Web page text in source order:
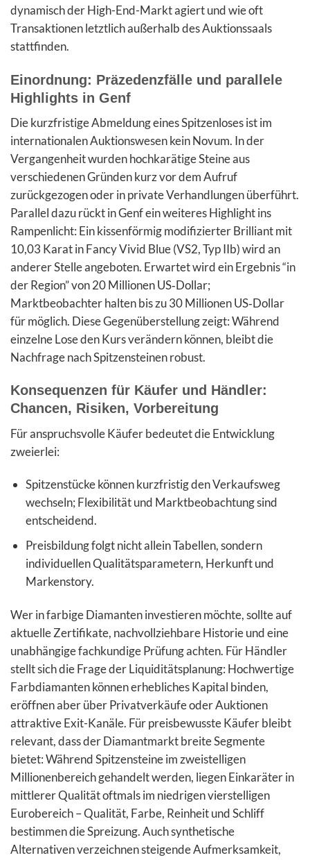
dynamisch der High-End-Markt agiert und wie oft
Transaktionen letztlich außerhalb des Auktionssaals
stattfinden.
Einordnung: Präzedenzfälle und parallele
Highlights in Genf
Die kurzfristige Abmeldung eines Spitzenloses ist im
internationalen Auktionswesen kein Novum. In der
Vergangenheit wurden hochkarätige Steine aus
verschiedenen Gründen kurz vor dem Aufruf
zurückgezogen oder in private Verhandlungen überführt.
Parallel dazu rückt in Genf ein weiteres Highlight ins
Rampenlicht: Ein kissenförmig modifizierter Brilliant mit
10,03 Karat in Fancy Vivid Blue (VS2, Typ IIb) wird an
anderer Stelle angeboten. Erwartet wird ein Ergebnis “in
der Region” von 20 Millionen US‑Dollar;
Marktbeobachter halten bis zu 30 Millionen US‑Dollar
für möglich. Diese Gegenüberstellung zeigt: Während
einzelne Lose den Kurs verändern können, bleibt die
Nachfrage nach Spitzensteinen robust.
Konsequenzen für Käufer und Händler:
Chancen, Risiken, Vorbereitung
Für anspruchsvolle Käufer bedeutet die Entwicklung
zweierlei:
Spitzenstücke können kurzfristig den Verkaufsweg
wechseln; Flexibilität und Marktbeobachtung sind
entscheidend.
Preisbildung folgt nicht allein Tabellen, sondern
individuellen Qualitätsparametern, Herkunft und
Markenstory.
Wer in farbige Diamanten investieren möchte, sollte auf
aktuelle Zertifikate, nachvollziehbare Historie und eine
unabhängige fachkundige Prüfung achten. Für Händler
stellt sich die Frage der Liquiditätsplanung: Hochwertige
Farbdiamanten können erhebliches Kapital binden,
eröffnen aber über Privatverkäufe oder Auktionen
attraktive Exit-Kanäle. Für preisbewusste Käufer bleibt
relevant, dass der Diamantmarkt breite Segmente
bietet: Während Spitzensteine im zweistelligen
Millionenbereich gehandelt werden, liegen Einkaräter in
mittlerer Qualität oftmals im niedrigen vierstelligen
Eurobereich – Qualität, Farbe, Reinheit und Schliff
bestimmen die Spreizung. Auch synthetische
Alternativen verzeichnen steigende Aufmerksamkeit,